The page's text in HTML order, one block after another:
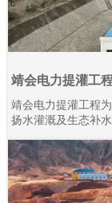
靖会电力提灌工
靖会电力提灌工程
扬水灌溉及生态补
全域规模化应用上
80余台、高压变频
至今批量接入高压
定可靠。